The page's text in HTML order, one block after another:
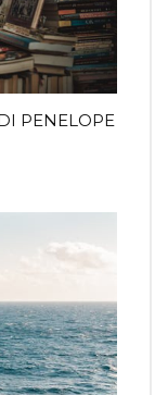
PENELOPE